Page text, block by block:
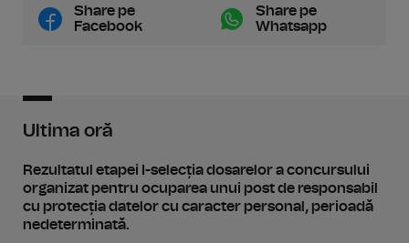
Share pe
Facebook
Share pe
Whatsapp
Ultima oră
Rezultatul etapei I-selecția dosarelor a concursului
organizat pentru ocuparea unui post de responsabil
cu protecția datelor cu caracter personal, perioadă
nedeterminată.